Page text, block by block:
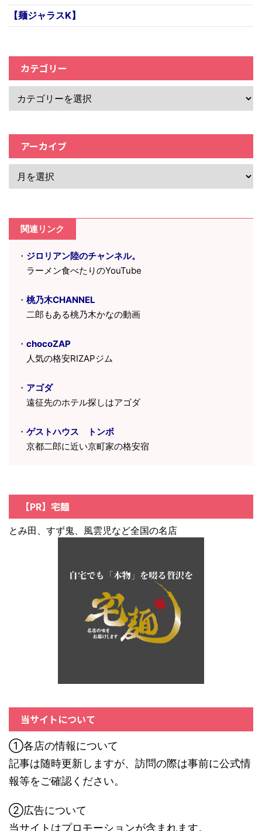
【麺ジャラスK】
カテゴリー
アーカイブ
関連リンク
・ ジロリアン陸のチャンネル。
ラーメン食べたりのYouTube
・ 桃乃木CHANNEL
二郎もある桃乃木かなの動画
・ chocoZAP
人気の格安RIZAPジム
・ アゴダ
遠征先のホテル探しはアゴダ
・ ゲストハウス トンボ
京都二郎に近い京町家の格安宿
【PR】宅麺
とみ田、すず鬼、風雲児など全国の名店
当サイトについて
①各店の情報について
記事は随時更新しますが、訪問の際は事前に公式情
報等をご確認ください。
②広告について
当サイトはプロモーションが含まれます。